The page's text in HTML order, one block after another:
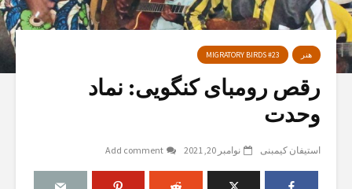
هنر MIGRATORY BIRDS #23
رقص رومبای کنگویی: نماد
وحدت
استیفان کیمبنی نوامبر 20, 2021 Add comment